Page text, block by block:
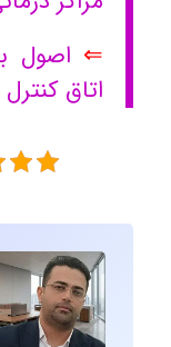
⇐ اصول
اتاق کنترل